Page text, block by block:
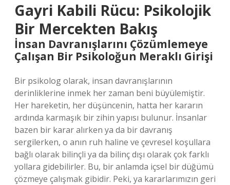
Gayri Kabili Rücu: Psikolojik
Bir Mercekten Bakış
İnsan Davranışlarını Çözümlemeye
Çalışan Bir Psikoloğun Meraklı Girişi
Bir psikolog olarak, insan davranışlarının
derinliklerine inmek her zaman beni büyülemiştir.
Her hareketin, her düşüncenin, hatta her kararın
ardında karmaşık bir zihin yapısı bulunur. İnsanlar
bazen bir karar alırken ya da bir davranış
sergilerken, o anın ruh haline ve çevresel koşullara
bağlı olarak bilinçli ya da bilinç dışı olarak çok farklı
yollara gidebilirler. Bu, bir anlamda içsel bir düğümü
çözmeye çalışmak gibidir. Peki, ya kararlarımızın geri